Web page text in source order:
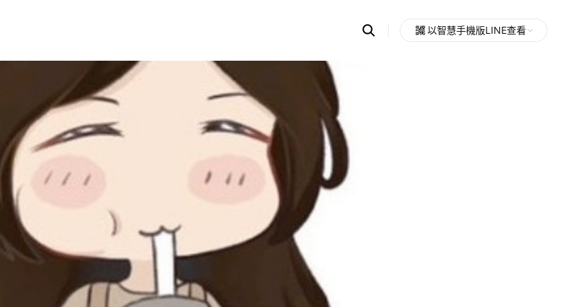
Search
OpenChats以智慧手機版LINE查看